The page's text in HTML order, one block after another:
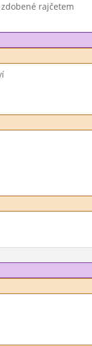
rajčetem